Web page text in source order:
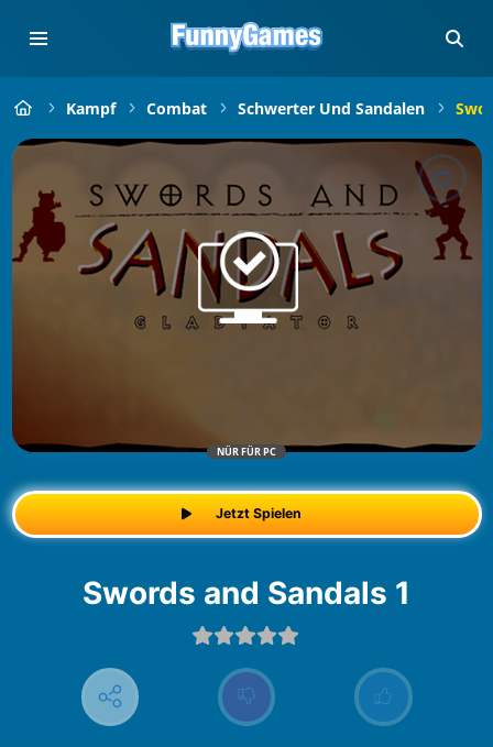
Kampf Combat Schwerter Und Sandalen
NÜR FÜR PC
Jetzt Spielen
Swords and Sandals 1